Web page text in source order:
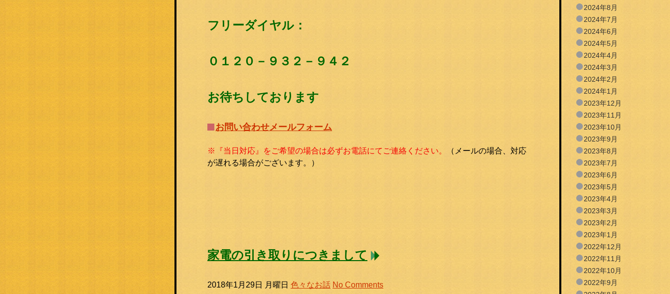
フリーダイヤル：
０１２０－９３２－９４２
お待ちしております
お問い合わせメールフォーム
※『当日対応』をご希望の場合は必ずお電話にてご連絡ください。
（メールの場合、対応
が遅れる場合がございます。）
家電の引き取りにつきまして
2018年1月29日 月曜日 色々なお話 No Comments
2024年8月
2024年7月
2024年6月
2024年5月
2024年4月
2024年3月
2024年2月
2024年1月
2023年12月
2023年11月
2023年10月
2023年9月
2023年8月
2023年7月
2023年6月
2023年5月
2023年4月
2023年3月
2023年2月
2023年1月
2022年12月
2022年11月
2022年10月
2022年9月